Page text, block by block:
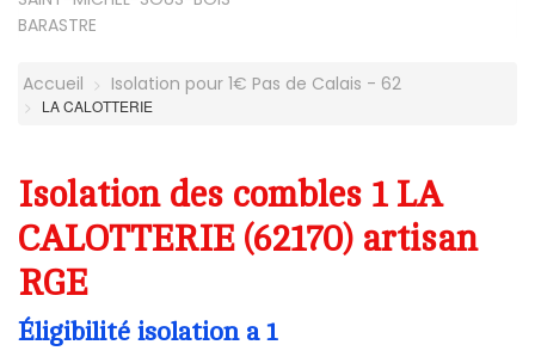
BARASTRE
Accueil Isolation pour 1€ Pas de Calais - 62
LA CALOTTERIE
Isolation des combles 1 LA
CALOTTERIE (62170) artisan
RGE
Éligibilité isolation a 1